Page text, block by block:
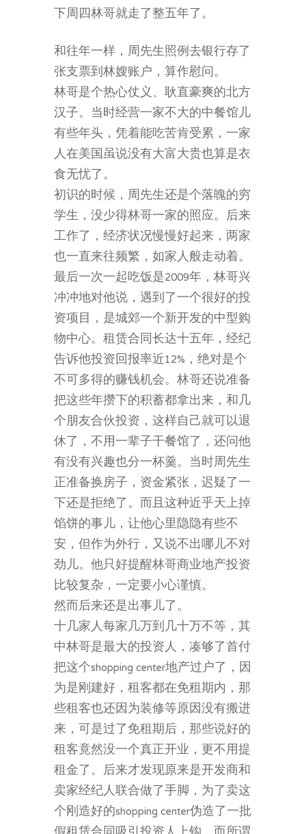
下周四林哥就走了整五年了。
和往年一样，周先生照例去银行存了
张支票到林嫂账户，算作慰问。
林哥是个热心仗义、耿直豪爽的北方
汉子。当时经营一家不大的中餐馆儿
有些年头，凭着能吃苦肯受累，一家
人在美国虽说没有大富大贵也算是衣
食无忧了。
初识的时候，周先生还是个落魄的穷
学生，没少得林哥一家的照应。后来
工作了，经济状况慢慢好起来，两家
也一直来往频繁，如家人般走动着。
最后一次一起吃饭是2009年，林哥兴
冲冲地对他说，遇到了一个很好的投
资项目，是城郊一个新开发的中型购
物中心。租赁合同长达十五年，经纪
告诉他投资回报率近12%，绝对是个
不可多得的赚钱机会。林哥还说准备
把这些年攒下的积蓄都拿出来，和几
个朋友合伙投资，这样自己就可以退
休了，不用一辈子干餐馆了，还问他
有没有兴趣也分一杯羹。当时周先生
正准备换房子，资金紧张，迟疑了一
下还是拒绝了。而且这种近乎天上掉
馅饼的事儿，让他心里隐隐有些不
安，但作为外行，又说不出哪儿不对
劲儿。他只好提醒林哥商业地产投资
比较复杂，一定要小心谨慎。
然而后来还是出事儿了。
十几家人每家几万到几十万不等，其
中林哥是最大的投资人，凑够了首付
把这个shopping center地产过户了，因
为是刚建好，租客都在免租期内，那
些租客也还因为装修等原因没有搬进
来，可是过了免租期后，那些说好的
租客竟然没一个真正开业，更不用提
租金了。后来才发现原来是开发商和
卖家经纪人联合做了手脚，为了卖这
个刚造好的shopping center伪造了一批